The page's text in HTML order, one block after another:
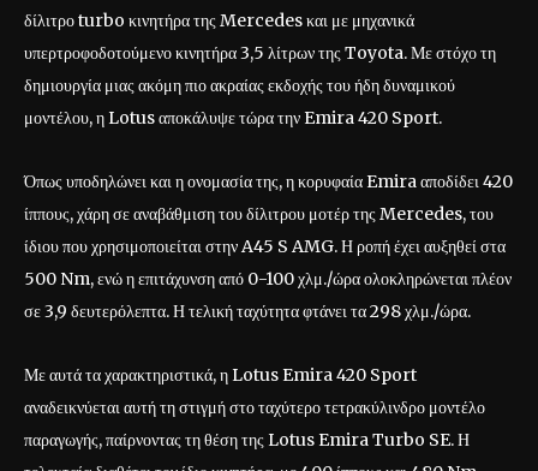
δίλιτρο turbo κινητήρα της Mercedes και με μηχανικά
υπερτροφοδοτούμενο κινητήρα 3,5 λίτρων της Toyota. Με στόχο τη
δημιουργία μιας ακόμη πιο ακραίας εκδοχής του ήδη δυναμικού
μοντέλου, η Lotus αποκάλυψε τώρα την Emira 420 Sport.
Όπως υποδηλώνει και η ονομασία της, η κορυφαία Emira αποδίδει 420
ίππους, χάρη σε αναβάθμιση του δίλιτρου μοτέρ της Mercedes, του
ίδιου που χρησιμοποιείται στην A45 S AMG. Η ροπή έχει αυξηθεί στα
500 Nm, ενώ η επιτάχυνση από 0-100 χλμ./ώρα ολοκληρώνεται πλέον
σε 3,9 δευτερόλεπτα. Η τελική ταχύτητα φτάνει τα 298 χλμ./ώρα.
Με αυτά τα χαρακτηριστικά, η Lotus Emira 420 Sport
αναδεικνύεται αυτή τη στιγμή στο ταχύτερο τετρακύλινδρο μοντέλο
παραγωγής, παίρνοντας τη θέση της Lotus Emira Turbo SE. Η